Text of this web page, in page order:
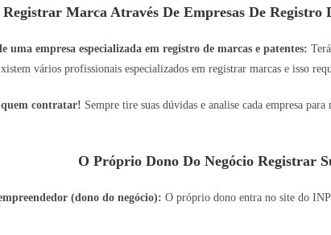
Registrar Marca Através De Empresas De Registro
uma empresa especializada em registro de marcas e patentes:
vários profissionais especializados em registrar marcas e isso
contratar! Sempre tire suas dúvidas e analise cada empresa
O Próprio Dono Do Negócio Registrar
(dono do negócio): O próprio dono entra no site do